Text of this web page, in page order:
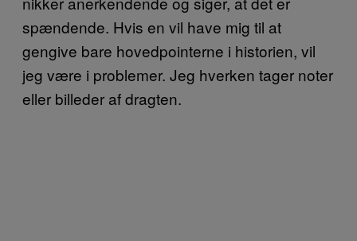
spændende. Hvis en vil have mig til at
gengive bare hovedpointerne i historien, vil
jeg være i problemer. Jeg hverken tager noter
eller billeder af dragten.